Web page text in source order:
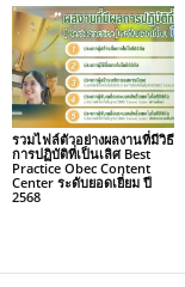
รวมไฟล์ตัวอย่างผลงานที่มีวิธี
การปฏิบัติที่เป็นเลิศ Best
Practice Obec Content
Center ระดับยอดเยี่ยม ปี
2568